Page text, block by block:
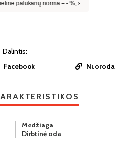
Dalintis:
Facebook Nuoroda
Medžiaga
Dirbtinė oda